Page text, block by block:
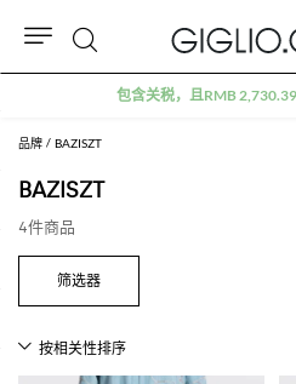
品牌 BAZISZT
BAZISZT
4件商品
包含关税，且RMB